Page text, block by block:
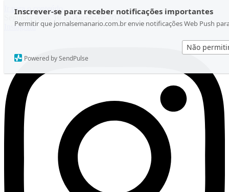
Inscrever-se para receber notificações importantes
Permitir que jornalsemanario.com.br envie notificações Web Push
Não
Powered by SendPulse
Ir para o conteúdo
Segunda-feira, 10 de Agosto de 2026
Instagram